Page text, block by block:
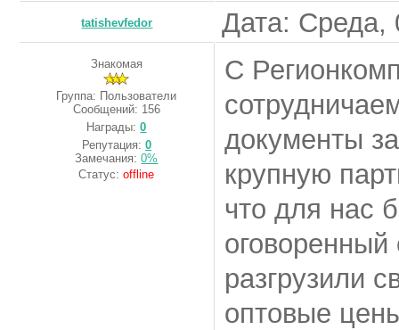
tatishevfedor Дата:
Знакомая
Группа: Пользователи
Сообщений: 156
Награды:0
Репутация: 0
Замечания:0%
Статус:offline
С
документы
крупную
что для нас
разгрузили
оптовые